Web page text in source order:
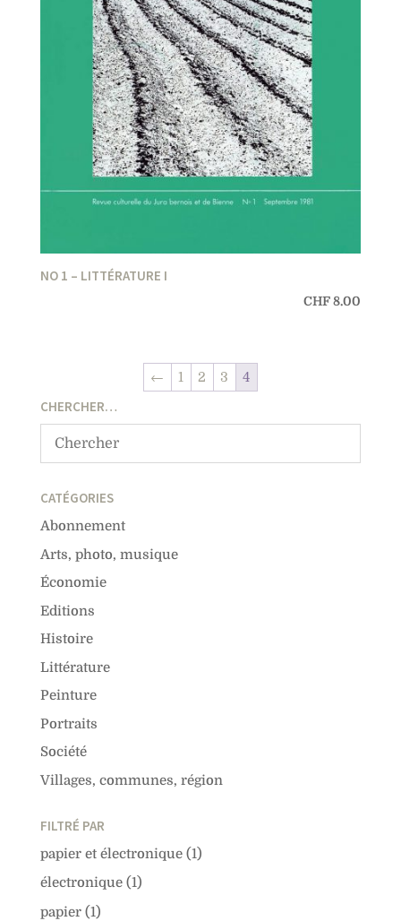
NO 1 – LITTÉRATURE I
CHF8.00
← 1 2 3 4
CHERCHER…
CATÉGORIES
Abonnement
Arts, photo, musique
Économie
Editions
Histoire
Littérature
Peinture
Portraits
Société
Villages, communes, région
FILTRÉ PAR
papier et électronique (1)
électronique (1)
papier (1)